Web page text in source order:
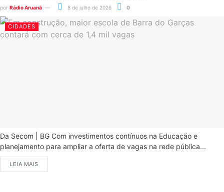
por Rádio Aruanã 8 de julho de 2026 0
CIDADES
Da Secom | BG Com investimentos contínuos na Educação e
planejamento para ampliar a oferta de vagas na rede pública...
LEIA MAIS